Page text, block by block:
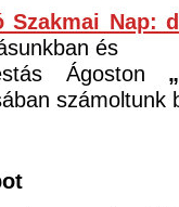
Szakmai Nap:
és
Ágoston „
számoltunk